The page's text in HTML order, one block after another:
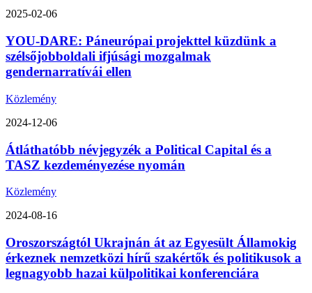
2025-02-06
YOU-DARE: Páneurópai projekttel küzdünk a
szélsőjobboldali ifjúsági mozgalmak
gendernarratívái ellen
Közlemény
2024-12-06
Átláthatóbb névjegyzék a Political Capital és a
TASZ kezdeményezése nyomán
Közlemény
2024-08-16
Oroszországtól Ukrajnán át az Egyesült Államokig
érkeznek nemzetközi hírű szakértők és politikusok a
legnagyobb hazai külpolitikai konferenciára